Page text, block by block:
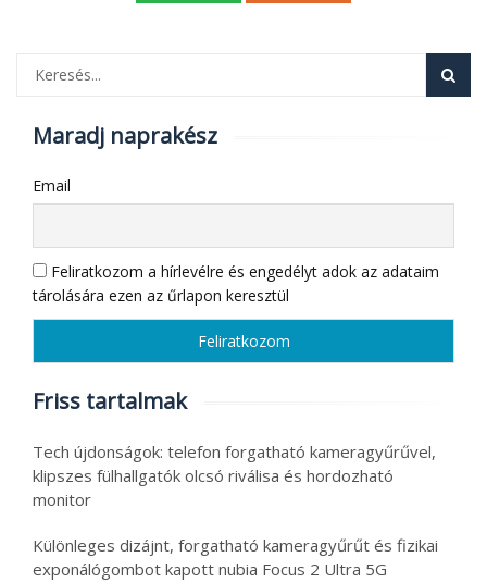
Maradj naprakész
Email
Feliratkozom a hírlevélre és engedélyt adok az adataim
tárolására ezen az űrlapon keresztül
Friss tartalmak
Tech újdonságok: telefon forgatható kameragyűrűvel,
klipszes fülhallgatók olcsó riválisa és hordozható
monitor
Különleges dizájnt, forgatható kameragyűrűt és fizikai
exponálógombot kapott nubia Focus 2 Ultra 5G